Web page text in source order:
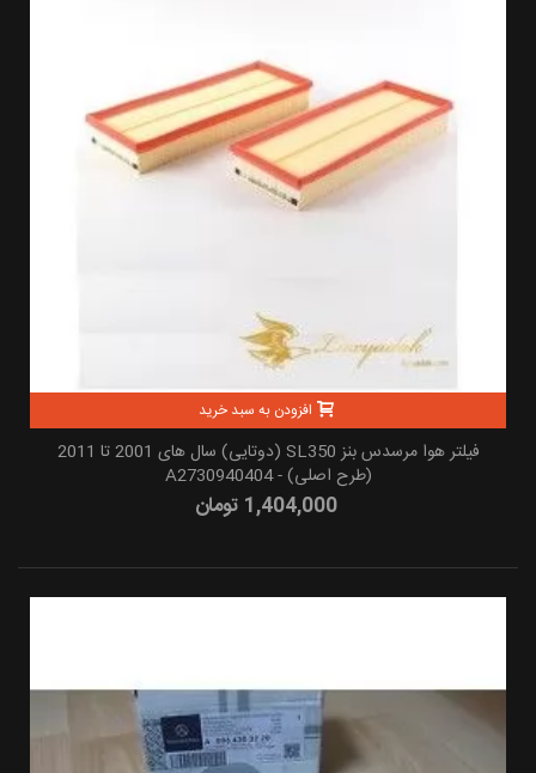
افزودن به سبد خرید
فیلتر هوا مرسدس بنز SL350 (دوتایی) سال های 2001 تا 2011
(طرح اصلی) - A2730940404
1,404,000 تومان